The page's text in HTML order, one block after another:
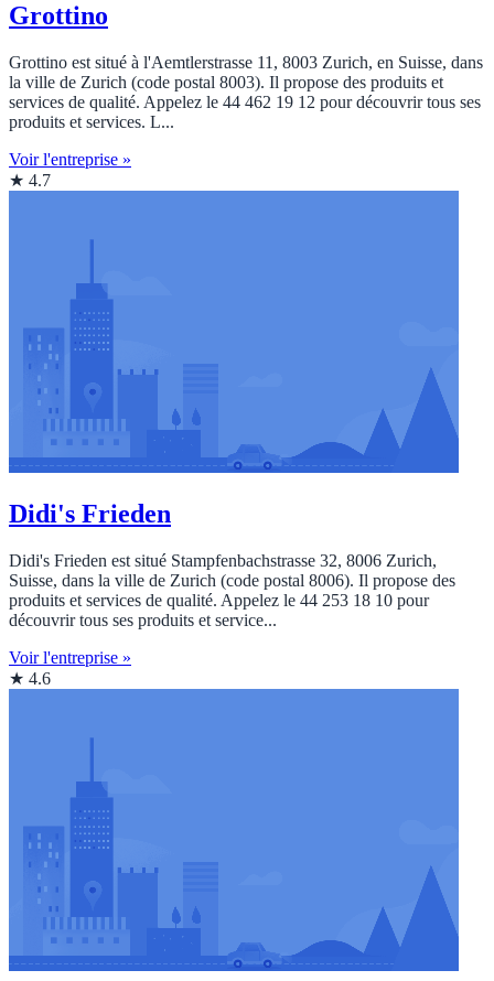
Grottino
Grottino est situé à l'Aemtlerstrasse 11, 8003 Zurich, en Suisse, dans
la ville de Zurich (code postal 8003). Il propose des produits et
services de qualité. Appelez le 44 462 19 12 pour découvrir tous ses
produits et services. L...
Voir l'entreprise »
★ 4.7
Didi's Frieden
Didi's Frieden est situé Stampfenbachstrasse 32, 8006 Zurich,
Suisse, dans la ville de Zurich (code postal 8006). Il propose des
produits et services de qualité. Appelez le 44 253 18 10 pour
découvrir tous ses produits et service...
Voir l'entreprise »
★ 4.6